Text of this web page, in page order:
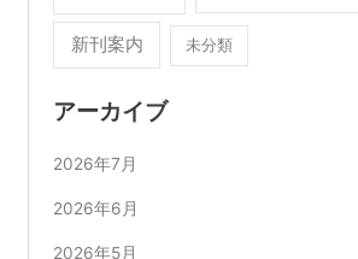
新刊案内 未分類
アーカイブ
2026年7月
2026年6月
2026年5月